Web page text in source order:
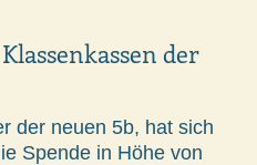
der
der neuen 5b, hat sich
Spende in Höhe von